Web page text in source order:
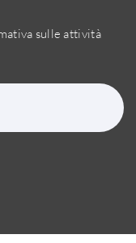
sulle attività